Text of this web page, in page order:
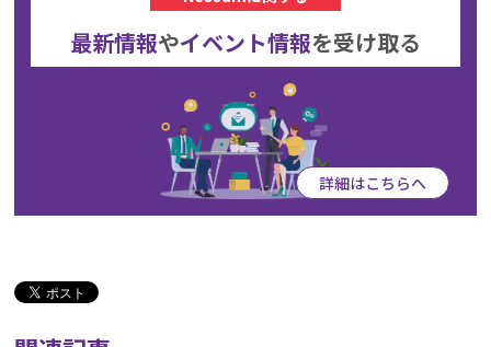
最新情報やイベント情報を受け取る
詳細はこちらへ